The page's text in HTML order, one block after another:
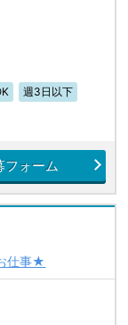
週3日以下
フォーム
仕事★